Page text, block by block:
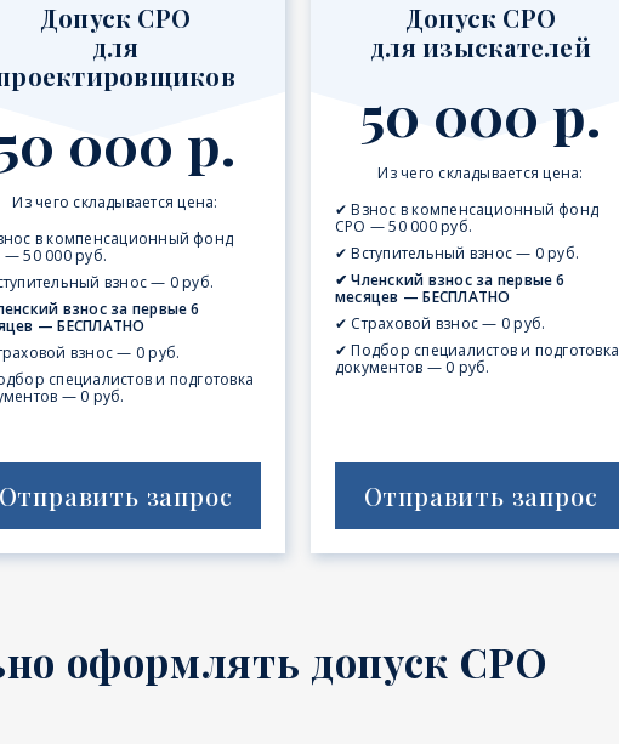
Допуск СРО
для
000 р.
Из чего складывается цена:
в компенсационный фонд
50 000 руб.
взнос — 0 руб.
взнос за первые 6
— БЕСПЛАТНО
взнос — 0 руб.
специалистов и подготовка
— 0 руб.
Отправить запрос
Допуск СРО
для изыскателей
50 000 р.
Из чего складывается цена:
✔ Взнос в компенсационный фонд
СРО — 50 000 руб.
✔ Вступительный взнос — 0 руб.
✔ Членский взнос за первые 6
месяцев — БЕСПЛАТНО
✔ Страховой взнос — 0 руб.
✔ Подбор специалистов и подготовка
документов — 0 руб.
Отправить запрос
оформлять допуск СРО